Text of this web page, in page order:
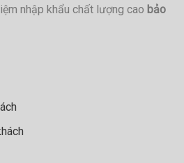
nhập khẩu chất lượng cao bảo